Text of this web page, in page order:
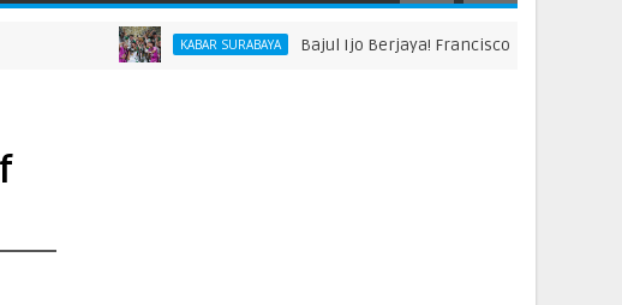
KABAR SURABAYA Bajul Ijo Berjaya! Francisco Rivera hingga Bonek